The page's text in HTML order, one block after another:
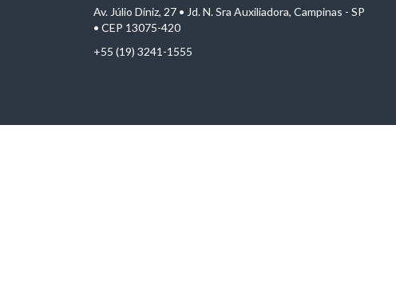
Av. Júlio Diniz, 27 • Jd. N. Sra Auxiliadora, Campinas - SP
• CEP 13075-420
+55 (19) 3241-1555